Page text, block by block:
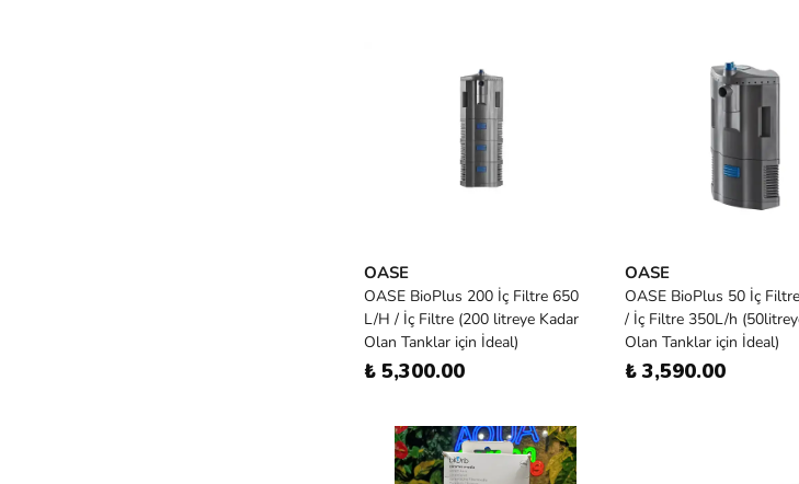
OASE
OASE BioPlus 200 İç Filtre 650
L/H / İç Filtre (200 litreye Kadar
Olan Tanklar için İdeal)
₺ 5,300.00
OASE
OASE BioPlus 50 İç
/ İç Filtre 350L/h
Olan Tanklar için İdeal)
₺ 3,590.00